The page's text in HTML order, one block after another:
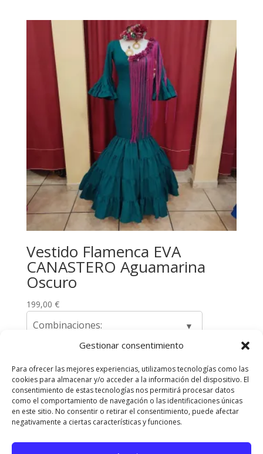
Gestionar consentimiento
Para ofrecer las mejores experiencias, utilizamos tecnologías como las
cookies para almacenar y/o acceder a la información del dispositivo. El
consentimiento de estas tecnologías nos permitirá procesar datos
como el comportamiento de navegación o las identificaciones únicas
en este sitio. No consentir o retirar el consentimiento, puede afectar
negativamente a ciertas características y funciones.
Vestido Flamenca EVA
CANASTERO Aguamarina
Oscuro
199,00 €
Combinaciones:
Envíos y Devoluciones
Quienes somos
Contacta con nosotros
Política de privacidad
Políticas de Cookies
Aviso Legal